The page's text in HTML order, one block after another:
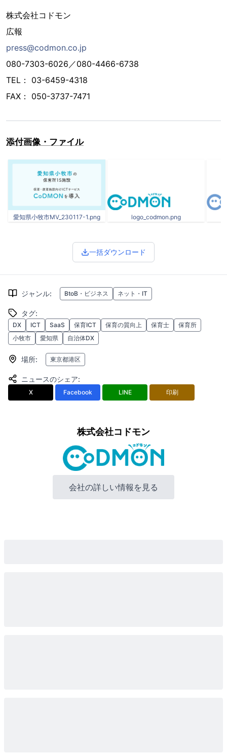
株式会社コドモン
広報
press@codmon.co.jp
080-7303-6026／080-4466-6738
TEL： 03-6459-4318
FAX： 050-3737-7471
添付画像・ファイル
愛知県小牧市MV_230117-1.png logo_codmon.png
一括ダウンロード
ジャンル: BtoB・ビジネス ネット・IT
タグ:
DX ICT SaaS 保育ICT 保育の質向上 保育士
保育所
小牧市
愛知県 自治体DX
場所: 東京都港区
ニュースのシェア:
X Facebook LINE 印刷
株式会社コドモン
会社の詳しい情報を見る